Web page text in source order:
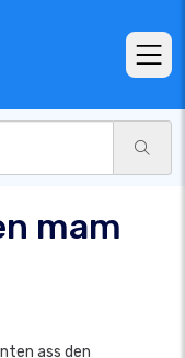
mam
ass den